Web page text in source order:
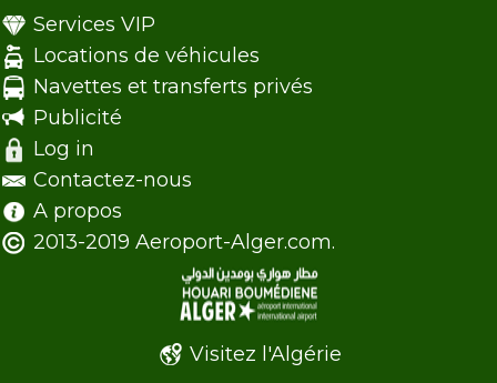
Services VIP
Locations de véhicules
Navettes et transferts privés
Publicité
Log in
Contactez-nous
A propos
2013-2019 Aeroport-Alger.com.
Visitez l'Algérie